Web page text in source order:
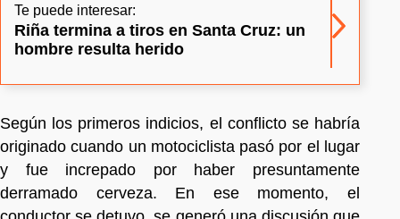
Te puede interesar:
Riña termina a tiros en Santa Cruz: un
hombre resulta herido
Según los primeros indicios, el conflicto se habría
originado cuando un motociclista pasó por el lugar
y fue increpado por haber presuntamente
derramado cerveza. En ese momento, el